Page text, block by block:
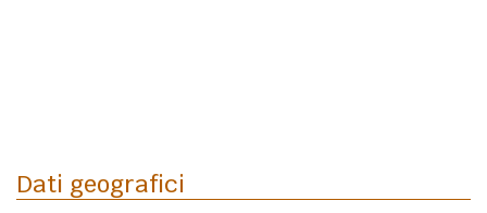
Dati geografici